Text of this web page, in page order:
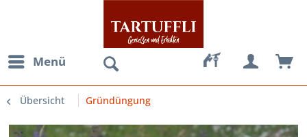
Menü
Übersicht Gründüngung